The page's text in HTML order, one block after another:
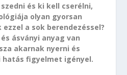
és ki kell cserélni,
olyan gyorsan
a sok berendezéssel?
ásványi anyag van
akarnak nyerni és
hatás figyelmet igényel.